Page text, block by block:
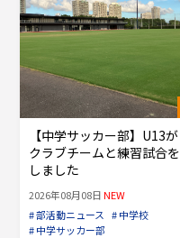
【中学サッカー部】U13が
クラブチームと練習試合を
しました
2026年08月08日NEW
# 部活動ニュース # 中学校
# 中学サッカー部